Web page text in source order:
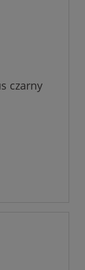
czarny